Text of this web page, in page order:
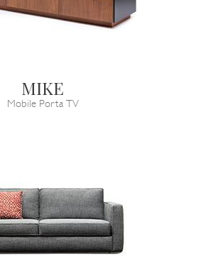
MIKE
Mobile Porta TV